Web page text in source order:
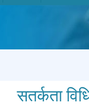
सतर्कता